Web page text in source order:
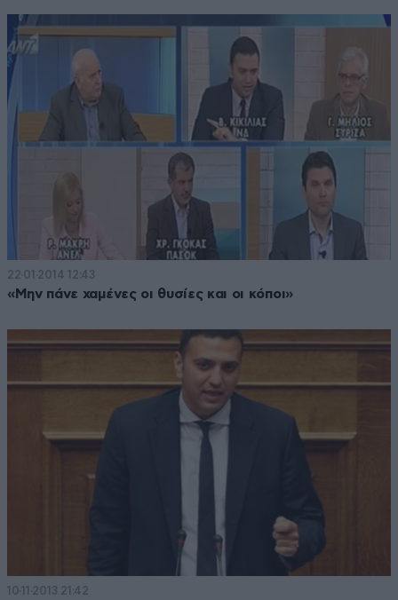
22·01·2014 12:43
«Μην πάνε χαμένες οι θυσίες και οι κόποι»
10·11·2013 21:42